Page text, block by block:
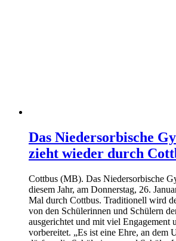
Das Niedersorbische
zieht wieder durch
Cottbus (MB). Das Niedersorbische
diesem Jahr, am Donnerstag, 26.
Mal durch Cottbus. Traditionell wird
von den Schülerinnen und Schülern
ausgerichtet und mit viel Engagement
vorbereitet. „Es ist eine Ehre, an dem